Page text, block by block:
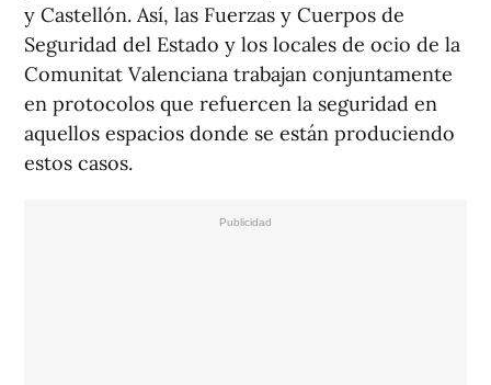
y Castellón. Así, las Fuerzas y Cuerpos de
Seguridad del Estado y los locales de ocio de la
Comunitat Valenciana trabajan conjuntamente
en protocolos que refuercen la seguridad en
aquellos espacios donde se están produciendo
estos casos.